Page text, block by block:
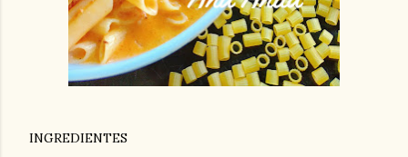
INGREDIENTES